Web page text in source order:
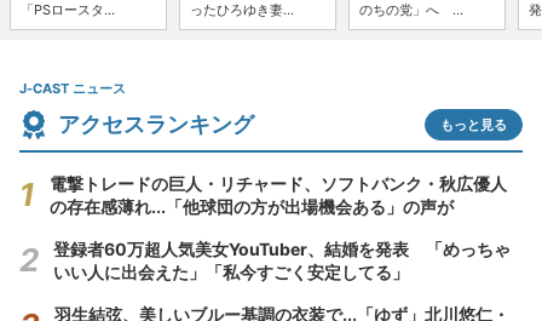
「PSロースタ...
ったひろゆき妻...
のちの党」へ ...
J-CAST ニュース
アクセスランキング もっと見る
電撃トレードの巨人・リチャード、ソフトバンク・秋広優人
の存在感薄れ...「他球団の方が出場機会ある」の声が
登録者60万超人気美女YouTuber、結婚を発表 「めっちゃ
いい人に出会えた」「私今すごく安定してる」
羽生結弦、美しいブルー基調の衣装で...「ゆず」北川悠仁・